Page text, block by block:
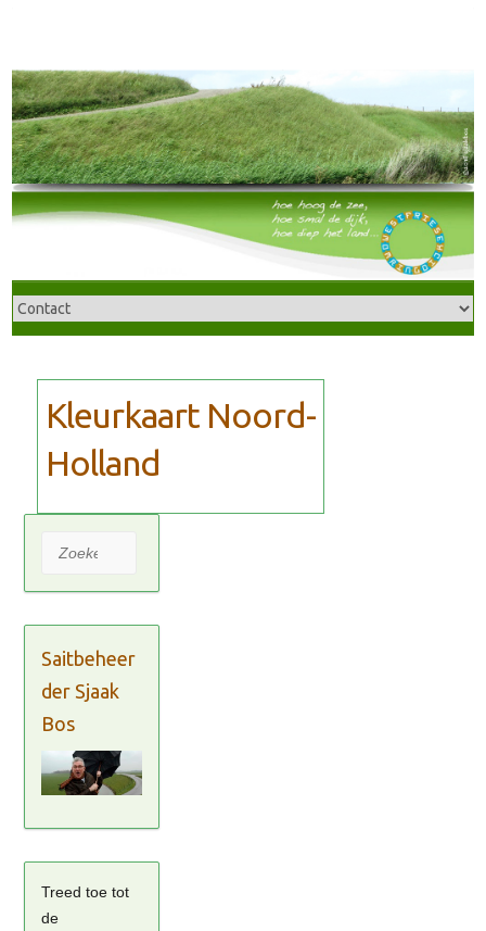
Zoeken
Saitbeheer
der Sjaak
Bos
Treed toe tot
de